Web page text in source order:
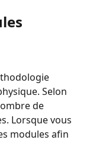
Selon
de
Lorsque vous
modules afin